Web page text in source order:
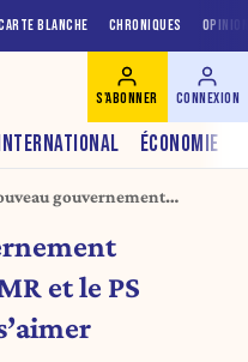
BLANCHE CHRONIQUES
ÉCONOMIE
S'ABONNER CONNEXION
gouvernement
apprendre à s’aimer
et le PS